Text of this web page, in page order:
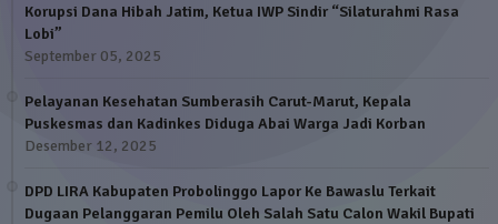
Korupsi Dana Hibah Jatim, Ketua IWP Sindir “Silaturahmi Rasa
Lobi”
September 05, 2025
Pelayanan Kesehatan Sumberasih Carut-Marut, Kepala
Puskesmas dan Kadinkes Diduga Abai Warga Jadi Korban
Desember 12, 2025
DPD LIRA Kabupaten Probolinggo Lapor Ke Bawaslu Terkait
Dugaan Pelanggaran Pemilu Oleh Salah Satu Calon Wakil Bupati